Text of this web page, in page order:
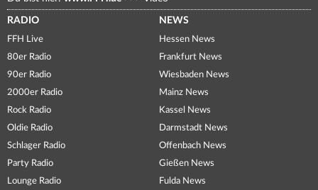
RADIO
FFH Live
80er Radio
90er Radio
2000er Radio
Rock Radio
Oldie Radio
Schlager Radio
Party Radio
Lounge Radio
NEWS
Hessen News
Frankfurt News
Wiesbaden News
Mainz News
Kassel News
Darmstadt News
Offenbach News
Gießen News
Fulda News